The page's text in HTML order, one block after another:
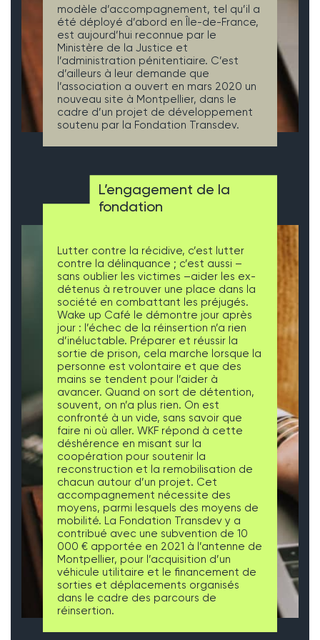
modèle d’accompagnement, tel qu’il a
été déployé d’abord en Île-de-France,
est aujourd’hui reconnue par le
Ministère de la Justice et
l’administration pénitentiaire. C’est
d’ailleurs à leur demande que
l’association a ouvert en mars 2020 un
nouveau site à Montpellier, dans le
cadre d’un projet de développement
soutenu par la Fondation Transdev.
L’engagement de la
fondation
Lutter contre la récidive, c’est lutter
contre la délinquance ; c’est aussi –
sans oublier les victimes –aider les ex-
détenus à retrouver une place dans la
société en combattant les préjugés.
Wake up Café le démontre jour après
jour : l’échec de la réinsertion n’a rien
d’inéluctable. Préparer et réussir la
sortie de prison, cela marche lorsque la
personne est volontaire et que des
mains se tendent pour l’aider à
avancer. Quand on sort de détention,
souvent, on n’a plus rien. On est
confronté à un vide, sans savoir que
faire ni où aller. WKF répond à cette
déshérence en misant sur la
coopération pour soutenir la
reconstruction et la remobilisation de
chacun autour d’un projet. Cet
accompagnement nécessite des
moyens, parmi lesquels des moyens de
mobilité. La Fondation Transdev y a
contribué avec une subvention de 10
000 € apportée en 2021 à l’antenne de
Montpellier, pour l’acquisition d’un
véhicule utilitaire et le financement de
sorties et déplacements organisés
dans le cadre des parcours de
réinsertion.